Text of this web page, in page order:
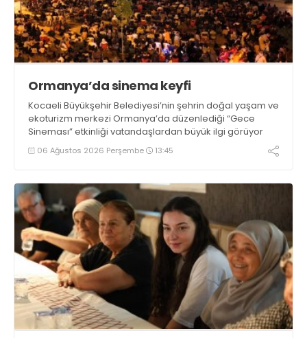
Ormanya’da sinema keyfi
Kocaeli Büyükşehir Belediyesi’nin şehrin doğal yaşam ve
ekoturizm merkezi Ormanya’da düzenlediği “Gece
Sineması” etkinliği vatandaşlardan büyük ilgi görüyor
06 Ağustos 2026 Perşembe 13:45